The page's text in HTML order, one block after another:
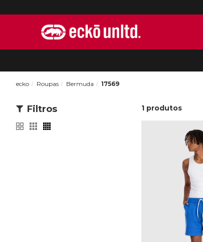
ecko Roupas Bermuda 17569
Filtros 1 produtos